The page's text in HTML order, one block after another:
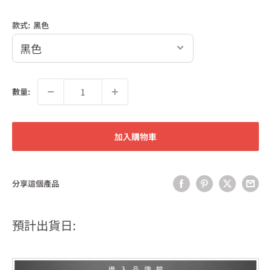
款式: 黑色
數量:
加入購物車
分享這個產品
預計出貨日: